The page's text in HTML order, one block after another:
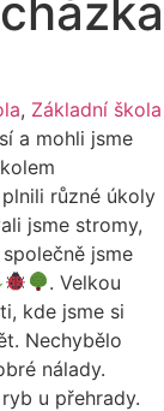
, Základní škola
a mohli jsme
různé úkoly
jsme stromy,
jsme
. Velkou
kde jsme si
Nechybělo
nálady.
u přehrady.